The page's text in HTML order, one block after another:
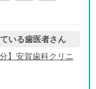
いる歯医者さん
】安賀歯科クリニ